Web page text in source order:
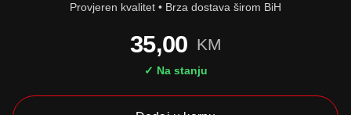
Provjeren kvalitet • Brza dostava širom BiH
35,00 KM
✓ Na stanju